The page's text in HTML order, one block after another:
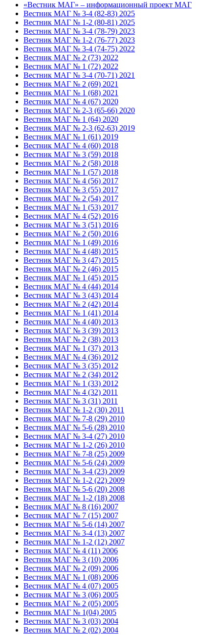
«Вестник МАГ» – информационный проект МАГ
Вестник МАГ № 3-4 (82-83) 2025
Вестник МАГ № 1-2 (80-81) 2025
Вестник МАГ № 3-4 (78-79) 2023
Вестник МАГ № 1-2 (76-77) 2023
Вестник МАГ № 3-4 (74-75) 2022
Вестник МАГ № 2 (73) 2022
Вестник МАГ № 1 (72) 2022
Вестник МАГ № 3-4 (70-71) 2021
Вестник МАГ № 2 (69) 2021
Вестник МАГ № 1 (68) 2021
Вестник МАГ № 4 (67) 2020
Вестник МАГ № 2-3 (65-66) 2020
Вестник МАГ № 1 (64) 2020
Вестник МАГ № 2-3 (62-63) 2019
Вестник МАГ № 1 (61) 2019
Вестник МАГ № 4 (60) 2018
Вестник МАГ № 3 (59) 2018
Вестник МАГ № 2 (58) 2018
Вестник МАГ № 1 (57) 2018
Вестник МАГ № 4 (56) 2017
Вестник МАГ № 3 (55) 2017
Вестник МАГ № 2 (54) 2017
Вестник МАГ № 1 (53) 2017
Вестник МАГ № 4 (52) 2016
Вестник МАГ № 3 (51) 2016
Вестник МАГ № 2 (50) 2016
Вестник МАГ № 1 (49) 2016
Вестник МАГ № 4 (48) 2015
Вестник МАГ № 3 (47) 2015
Вестник МАГ № 2 (46) 2015
Вестник МАГ № 1 (45) 2015
Вестник МАГ № 4 (44) 2014
Вестник МАГ № 3 (43) 2014
Вестник МАГ № 2 (42) 2014
Вестник МАГ № 1 (41) 2014
Вестник МАГ № 4 (40) 2013
Вестник МАГ № 3 (39) 2013
Вестник МАГ № 2 (38) 2013
Вестник МАГ № 1 (37) 2013
Вестник МАГ № 4 (36) 2012
Вестник МАГ № 3 (35) 2012
Вестник МАГ № 2 (34) 2012
Вестник МАГ № 1 (33) 2012
Вестник МАГ № 4 (32) 2011
Вестник МАГ № 3 (31) 2011
Вестник МАГ № 1-2 (30) 2011
Вестник МАГ № 7-8 (29) 2010
Вестник МАГ № 5-6 (28) 2010
Вестник МАГ № 3-4 (27) 2010
Вестник МАГ № 1-2 (26) 2010
Вестник МАГ № 7-8 (25) 2009
Вестник МАГ № 5-6 (24) 2009
Вестник МАГ № 3-4 (23) 2009
Вестник МАГ № 1-2 (22) 2009
Вестник МАГ № 5-6 (20) 2008
Вестник МАГ № 1-2 (18) 2008
Вестник МАГ № 8 (16) 2007
Вестник МАГ № 7 (15) 2007
Вестник МАГ № 5-6 (14) 2007
Вестник МАГ № 3-4 (13) 2007
Вестник МАГ № 1-2 (12) 2007
Вестник МАГ № 4 (11) 2006
Вестник МАГ № 3 (10) 2006
Вестник МАГ № 2 (09) 2006
Вестник МАГ № 1 (08) 2006
Вестник МАГ № 4 (07) 2005
Вестник МАГ № 3 (06) 2005
Вестник МАГ № 2 (05) 2005
Вестник МАГ № 1(04) 2005
Вестник МАГ № 3 (03) 2004
Вестник МАГ № 2 (02) 2004